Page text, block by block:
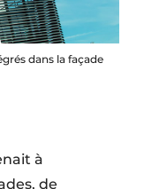
dans la façade
à
de